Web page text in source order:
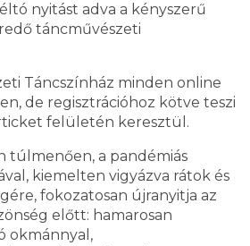
nyitást adva a kényszerű
táncművészeti
Táncszínház minden online
de regisztrációhoz kötve teszi
felületén keresztül.
túlmenően, a pandémiás
kiemelten vigyázva rátok és
fokozatosan újranyitja az
előtt: hamarosan
okmánnyal,